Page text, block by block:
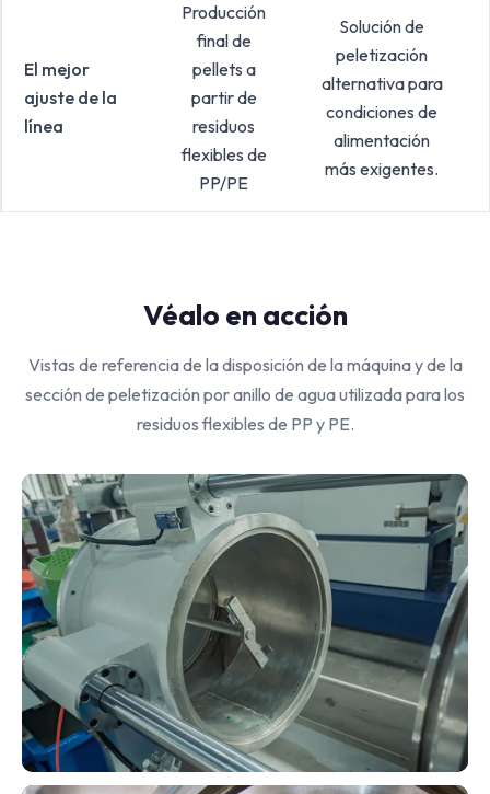
El mejor
ajuste de la
línea
Producción
final de
pellets a
partir de
residuos
flexibles de
PP/PE
Solución de
peletización
alternativa para
condiciones de
alimentación
más exigentes.
Véalo en acción
Vistas de referencia de la disposición de la máquina y de la
sección de peletización por anillo de agua utilizada para los
residuos flexibles de PP y PE.